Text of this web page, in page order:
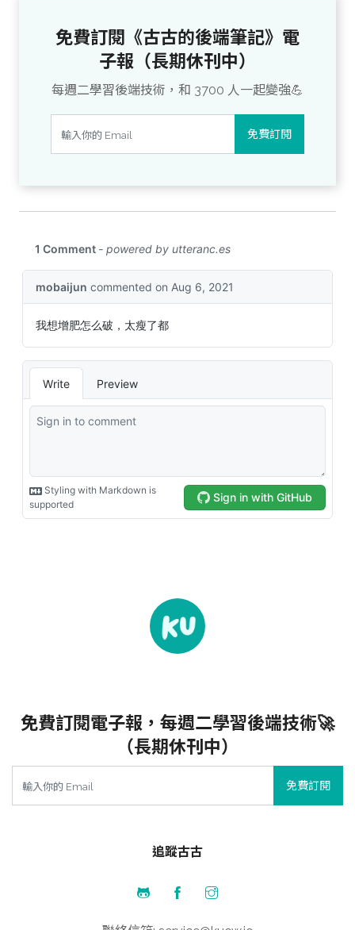
免費訂閱《古古的後端筆記》電
子報（長期休刊中）
每週二學習後端技術，和 3700 人一起變強💪
免費訂閱
免費訂閱電子報，每週二學習後端技術🚀
（長期休刊中）
免費訂閱
追蹤古古